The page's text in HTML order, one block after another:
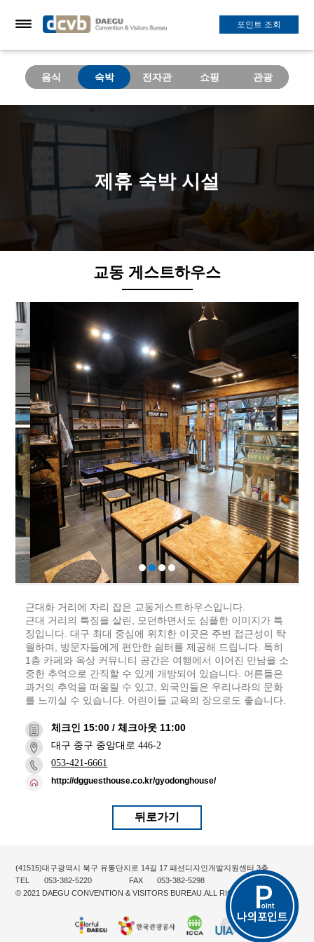
포인트 조회
나의포인트
음식 숙박 전자관 쇼핑 관광
제휴 숙박 시설
교동 게스트하우스
근대화 거리에 자리 잡은 교동게스트하우스입니다.
근대 거리의 특징을 살린, 모던하면서도 심플한 이미지가 특
징입니다. 대구 최대 중심에 위치한 이곳은 주변 접근성이 탁
월하며, 방문자들에게 편안한 쉼터를 제공해 드립니다. 특히
1층 카페와 옥상 커뮤니티 공간은 여행에서 이어진 만남을 소
중한 추억으로 간직할 수 있게 개방되어 있습니다. 어른들은
과거의 추억을 떠올릴 수 있고, 외국인들은 우리나라의 문화
를 느끼실 수 있습니다. 어린이들 교육의 장으로도 좋습니다.
체크인 15:00 / 체크아웃 11:00
대구 중구 중앙대로 446-2
053-421-6661
http://dgguesthouse.co.kr/gyodonghouse/
뒤로가기
(41515)대구광역시 북구 유통단지로 14길 17 패션디자인개발지원센터 3층
TEL
053-382-5220 FAX
053-382-5298
© 2021 DAEGU CONVENTION & VISITORS BUREAU.ALL RIGHTS RESERVED